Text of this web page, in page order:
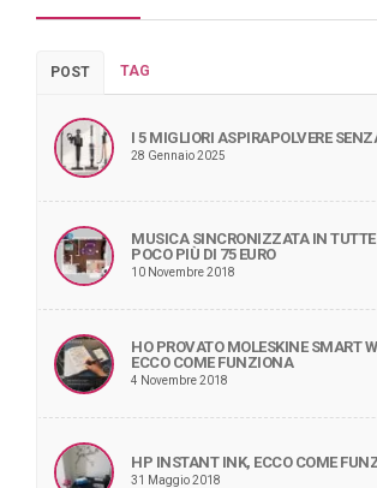
POST TAG
I 5 MIGLIORI ASPIRAPOLVERE
28 Gennaio 2025
MUSICA SINCRONIZZATA IN TUTTE
POCO PIÙ DI 75 EURO
10 Novembre 2018
HO PROVATO MOLESKINE SMART
ECCO COME FUNZIONA
4 Novembre 2018
HP INSTANT INK, ECCO COME
31 Maggio 2018